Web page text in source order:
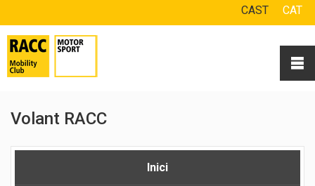
CAST CAT
Volant RACC
Inici